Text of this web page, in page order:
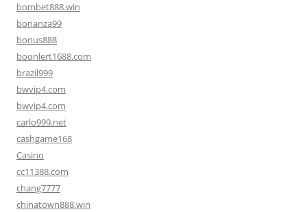
bombet888.win
bonanza99
bonus888
boonlert1688.com
brazil999
bwvip4.com
bwvip4.com
carlo999.net
cashgame168
Casino
cc11388.com
chang7777
chinatown888.win